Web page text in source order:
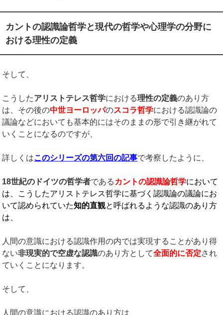
カントの認識論哲学と現代の哲学や心理学の分野に
おける理性の定義
そして、
こうしたアリストテレス哲学における理性の定義のあり方
は、その後の中世ヨーロッパのスコラ哲学における認識論の
議論などにおいても基本的にはそのままの形で引き継がれて
いくことになるのですが、
詳しくはこのシリーズの第六回の記事で考察したように、
18世紀のドイツの哲学者である カントの認識論哲学において
は、こうしたアリストテレス哲学に基づく認識論の議論にお
いて認められていた知的直観と呼ばれるような認識のあり方
は、
人間の意識における認識作用の内では実現することがあり得
ない非現実的で空虚な認識のあり方として全面的に否定され
ていくことになります。
そして、
人間の意識における認識のあり方は、